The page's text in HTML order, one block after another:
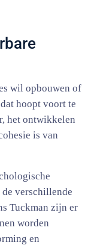
wil opbouwen of
hoopt voort te
het ontwikkelen
is van
verschillende
Tuckman zijn er
worden
en